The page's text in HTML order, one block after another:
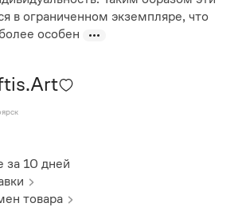
в ограниченном экземпляре, что
особен
за 10 дней
товара